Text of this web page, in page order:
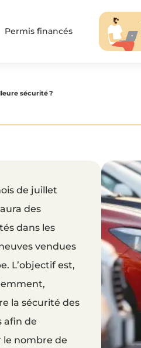
Permis financés
sécurité ?
de juillet
des
dans les
vendues
L’objectif est,
la sécurité des
afin de
nombre de